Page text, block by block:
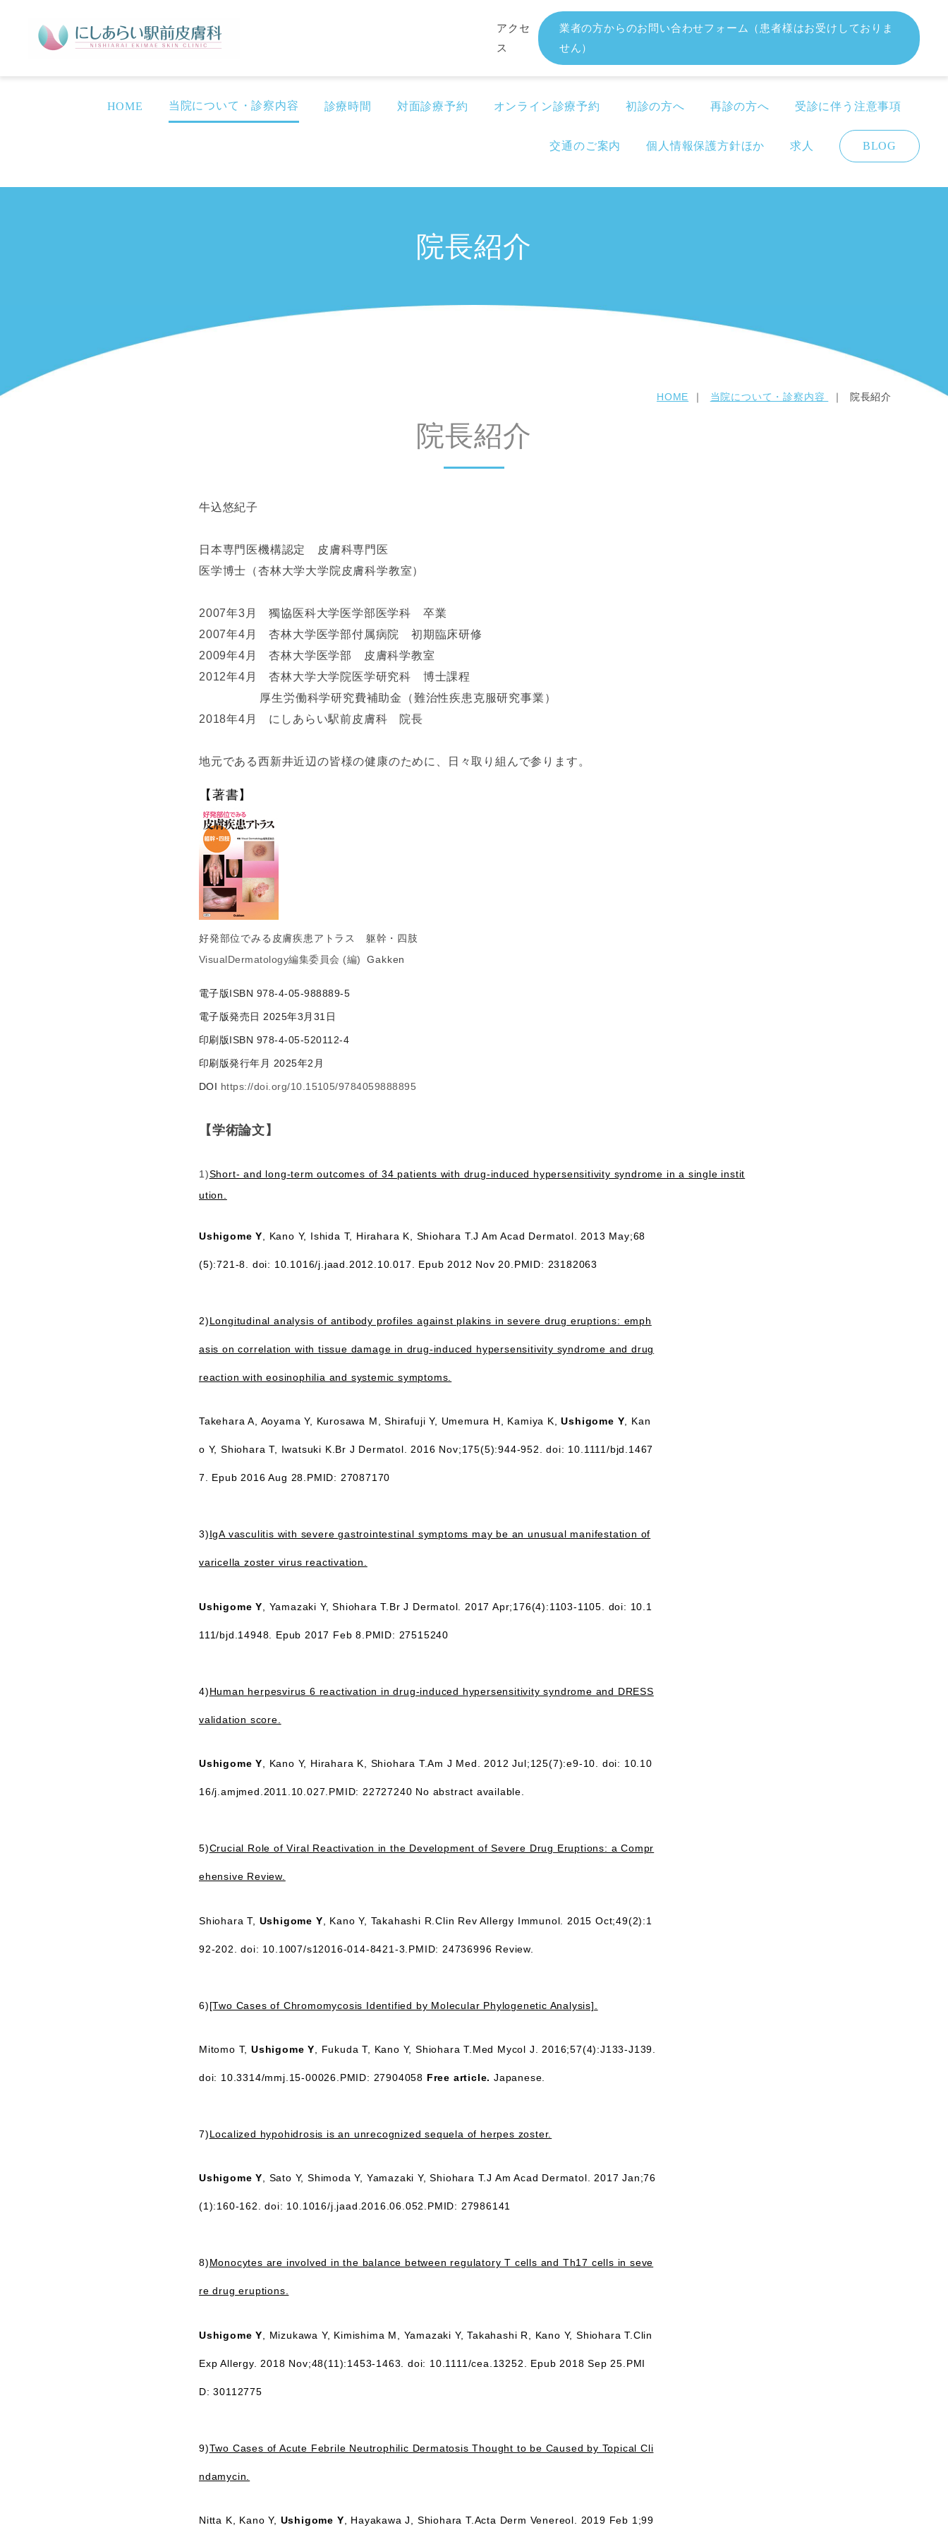
アクセ
ス
業者の方からのお問い合わせフォーム（患者様はお受けしておりま
せん）
HOME 当院について・診察内容 診療時間 対面診療予約 オンライン診療予約 初診の方へ 再診の方へ 受診に伴う注意事項
交通のご案内 個人情報保護方針ほか 求人 BLOG
院長紹介
HOME 当院について・診察内容 院長紹介
院長紹介
牛込悠紀子
日本専門医機構認定 皮膚科専門医
医学博士（杏林大学大学院皮膚科学教室）
2007年3月 獨協医科大学医学部医学科 卒業
2007年4月 杏林大学医学部付属病院 初期臨床研修
2009年4月 杏林大学医学部 皮膚科学教室
2012年4月 杏林大学大学院医学研究科 博士課程
厚生労働科学研究費補助金（難治性疾患克服研究事業）
2018年4月 にしあらい駅前皮膚科 院長
地元である西新井近辺の皆様の健康のために、日々取り組んで参ります。
【著書】
好発部位でみる皮膚疾患アトラス 躯幹・四肢
VisualDermatology編集委員会 (編)Gakken
電子版ISBN 978-4-05-988889-5
電子版発売日 2025年3月31日
印刷版ISBN 978-4-05-520112-4
印刷版発行年月 2025年2月
DOI https://doi.org/10.15105/9784059888895
【学術論文】
1)Short- and long-term outcomes of 34 patients with drug-induced hypersensitivity syndrome in a single instit
ution.
Ushigome Y , Kano Y, Ishida T, Hirahara K, Shiohara T.J Am Acad Dermatol. 2013 May;68
(5):721-8. doi: 10.1016/j.jaad.2012.10.017. Epub 2012 Nov 20.PMID: 23182063
2)Longitudinal analysis of antibody profiles against plakins in severe drug eruptions: emph
asis on correlation with tissue damage in drug-induced hypersensitivity syndrome and drug
reaction with eosinophilia and systemic symptoms.
Takehara A, Aoyama Y, Kurosawa M, Shirafuji Y, Umemura H, Kamiya K,Ushigome Y, Kan
o Y, Shiohara T, Iwatsuki K.Br J Dermatol. 2016 Nov;175(5):944-952. doi: 10.1111/bjd.1467
7. Epub 2016 Aug 28.PMID: 27087170
3)IgA vasculitis with severe gastrointestinal symptoms may be an unusual manifestation of
varicella zoster virus reactivation.
Ushigome Y , Yamazaki Y, Shiohara T.Br J Dermatol. 2017 Apr;176(4):1103-1105. doi: 10.1
111/bjd.14948. Epub 2017 Feb 8.PMID: 27515240
4)Human herpesvirus 6 reactivation in drug-induced hypersensitivity syndrome and DRESS
validation score.
Ushigome Y , Kano Y, Hirahara K, Shiohara T.Am J Med. 2012 Jul;125(7):e9-10. doi: 10.10
16/j.amjmed.2011.10.027.PMID: 22727240 No abstract available.
5)Crucial Role of Viral Reactivation in the Development of Severe Drug Eruptions: a Compr
ehensive Review.
Shiohara T, Ushigome Y , Kano Y, Takahashi R.Clin Rev Allergy Immunol. 2015 Oct;49(2):1
92-202. doi: 10.1007/s12016-014-8421-3.PMID: 24736996 Review.
6)[Two Cases of Chromomycosis Identified by Molecular Phylogenetic Analysis].
Mitomo T, Ushigome Y , Fukuda T, Kano Y, Shiohara T.Med Mycol J. 2016;57(4):J133-J139.
doi: 10.3314/mmj.15-00026.PMID: 27904058 Free article. Japanese.
7)Localized hypohidrosis is an unrecognized sequela of herpes zoster.
Ushigome Y, Sato Y, Shimoda Y, Yamazaki Y, Shiohara T.J Am Acad Dermatol. 2017 Jan;76
(1):160-162. doi: 10.1016/j.jaad.2016.06.052.PMID: 27986141
8)Monocytes are involved in the balance between regulatory T cells and Th17 cells in seve
re drug eruptions.
Ushigome Y , Mizukawa Y, Kimishima M, Yamazaki Y, Takahashi R, Kano Y, Shiohara T.Clin
Exp Allergy. 2018 Nov;48(11):1453-1463. doi: 10.1111/cea.13252. Epub 2018 Sep 25.PMI
D: 30112775
9)Two Cases of Acute Febrile Neutrophilic Dermatosis Thought to be Caused by Topical Cli
ndamycin.
Nitta K, Kano Y, Ushigome Y , Hayakawa J, Shiohara T.Acta Derm Venereol. 2019 Feb 1;99